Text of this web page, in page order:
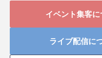
イベント集客
ライブ配信に